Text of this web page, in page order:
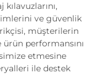
ve güvenlik
müşterilerin
ürün performansını
etmesine
ile destek